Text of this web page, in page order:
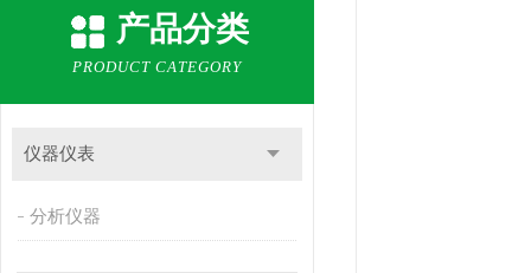
产品分类
PRODUCT CATEGORY
仪器仪表
分析仪器